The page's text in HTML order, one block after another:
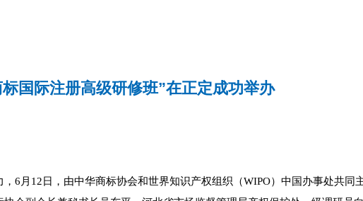
国际注册高级研修班”在正定成功举办
6月12日，由中华商标协会和世界知识产权组织（WIPO）中国办事处共同